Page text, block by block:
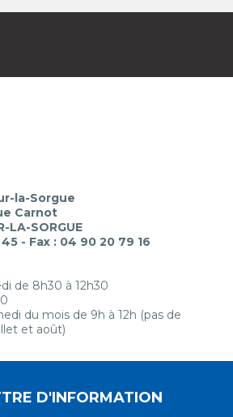
la-Sorgue
Carnot
LA-SORGUE
- Fax : 04 90 20 79 16
de 8h30 à 12h30
du mois de 9h à 12h (pas de
et août)
D'INFORMATION